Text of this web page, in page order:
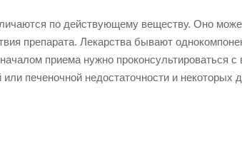
по действующему веществу. Оно
препарата. Лекарства бывают
приема нужно проконсультироваться
печеночной недостаточности и некоторых